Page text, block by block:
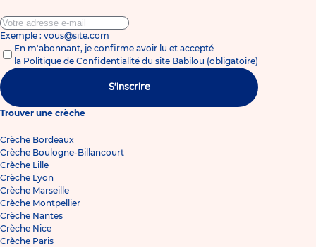
Exemple : vous@site.com
En m'abonnant, je confirme avoir lu et accepté
la Politique de Confidentialité du site Babilou (obligatoire)
S'inscrire
Trouver une crèche
Crèche Bordeaux
Crèche Boulogne-Billancourt
Crèche Lille
Crèche Lyon
Crèche Marseille
Crèche Montpellier
Crèche Nantes
Crèche Nice
Crèche Paris